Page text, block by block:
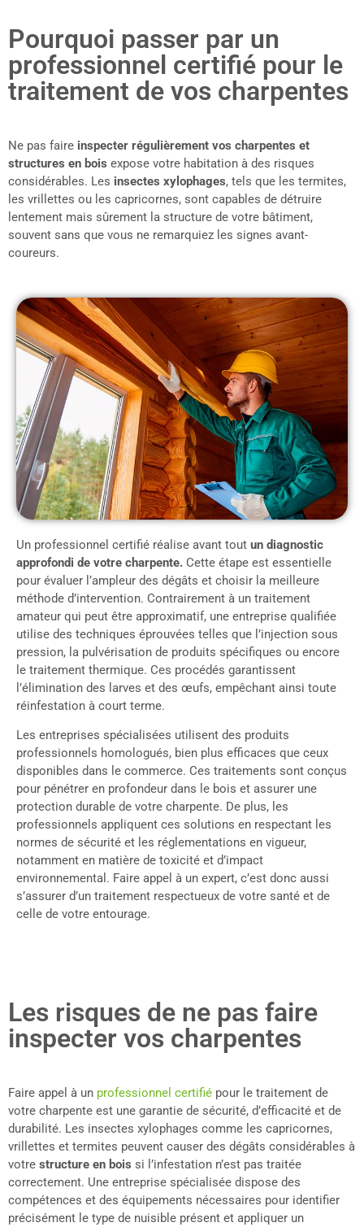
Pourquoi passer par un
professionnel certifié pour le
traitement de vos charpentes
Ne pas faire inspecter régulièrement vos charpentes et
structures en bois expose votre habitation à des risques
considérables. Les insectes xylophages, tels que les termites,
les vrillettes ou les capricornes, sont capables de détruire
lentement mais sûrement la structure de votre bâtiment,
souvent sans que vous ne remarquiez les signes avant-
coureurs.
Un professionnel certifié réalise avant tout un diagnostic
approfondi de votre charpente. Cette étape est essentielle
pour évaluer l’ampleur des dégâts et choisir la meilleure
méthode d’intervention. Contrairement à un traitement
amateur qui peut être approximatif, une entreprise qualifiée
utilise des techniques éprouvées telles que l’injection sous
pression, la pulvérisation de produits spécifiques ou encore
le traitement thermique. Ces procédés garantissent
l’élimination des larves et des œufs, empêchant ainsi toute
réinfestation à court terme.
Les entreprises spécialisées utilisent des produits
professionnels homologués, bien plus efficaces que ceux
disponibles dans le commerce. Ces traitements sont conçus
pour pénétrer en profondeur dans le bois et assurer une
protection durable de votre charpente. De plus, les
professionnels appliquent ces solutions en respectant les
normes de sécurité et les réglementations en vigueur,
notamment en matière de toxicité et d’impact
environnemental. Faire appel à un expert, c’est donc aussi
s’assurer d’un traitement respectueux de votre santé et de
celle de votre entourage.
Les risques de ne pas faire
inspecter vos charpentes
Faire appel à un professionnel certifié pour le traitement de
votre charpente est une garantie de sécurité, d’efficacité et de
durabilité. Les insectes xylophages comme les capricornes,
vrillettes et termites peuvent causer des dégâts considérables à
votre structure en bois si l’infestation n’est pas traitée
correctement. Une entreprise spécialisée dispose des
compétences et des équipements nécessaires pour identifier
précisément le type de nuisible présent et appliquer un